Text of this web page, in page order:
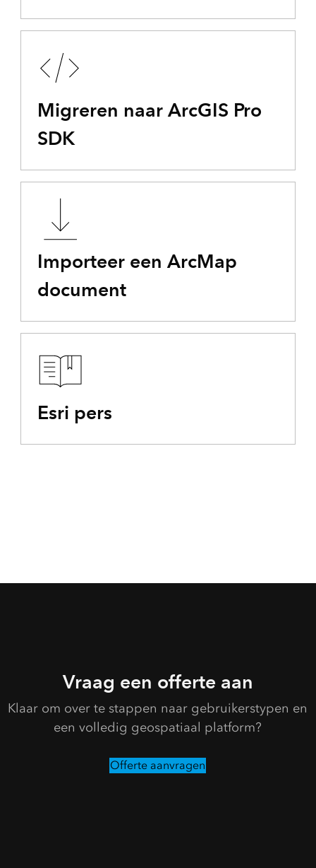
Migreren naar ArcGIS Pro
SDK
Importeer een ArcMap
document
Esri pers
Vraag een offerte aan
Klaar om over te stappen naar gebruikerstypen en
een volledig geospatiaal platform?
Offerte aanvragen